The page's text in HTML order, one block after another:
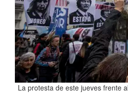
La protesta de este jueves frente